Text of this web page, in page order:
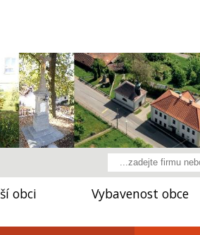
obci Vybavenost obce